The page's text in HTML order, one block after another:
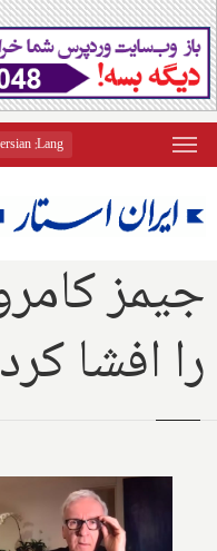
Lang
: Persian
را افشا کرد